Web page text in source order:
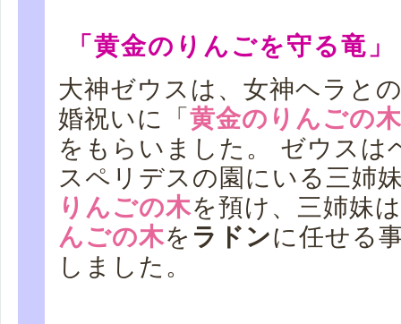
「黄金のりんごを守る竜」
大神ゼウスは、女神ヘラと
婚祝いに「 黄金のりんごの木
をもらいました。 ゼウスは
スペリデスの園にいる三姉
りんごの木を預け、三姉妹は
んごの木を ラドンに任せる
しました。